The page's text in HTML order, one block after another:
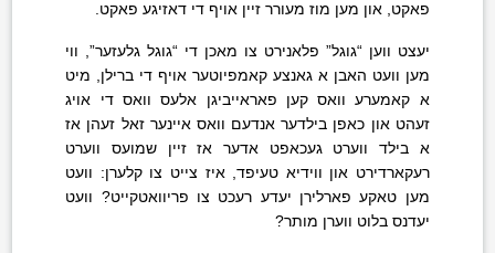
פאקט, און מען מוז מעורר זיין אויף די דאזיגע פאקט.
יעצט ווען “גוגל” פלאנירט צו מאכן די “גוגל גלעזער”, ווי
מען וועט האבן א גאנצע קאמפיוטער אויף די ברילן, מיט
א קאמערע וואס קען פאראייביגן אלעס וואס די אויג
זעהט און כאפן בילדער אנדעם וואס איינער זאל זעהן אז
א בילד ווערט געכאפט אדער אז זיין שמועס ווערט
רעקארדירט און ווידיא טעיפד, איז צייט צו קלערן: וועט
מען טאקע פארלירן יעדע רעכט צו פריוואטקייט? וועט
יעדנס בלוט ווערן מותר?